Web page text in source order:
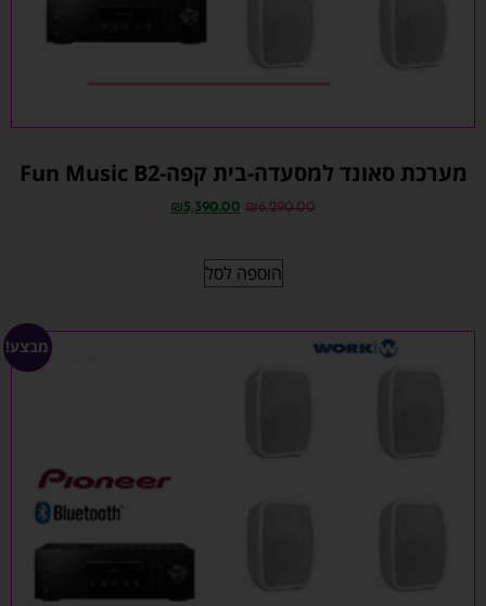
מערכת סאונד למסעדה-בית קפה-Fun Music B2
₪6,290.00
₪5,390.00
הוספה לסל
מבצע!